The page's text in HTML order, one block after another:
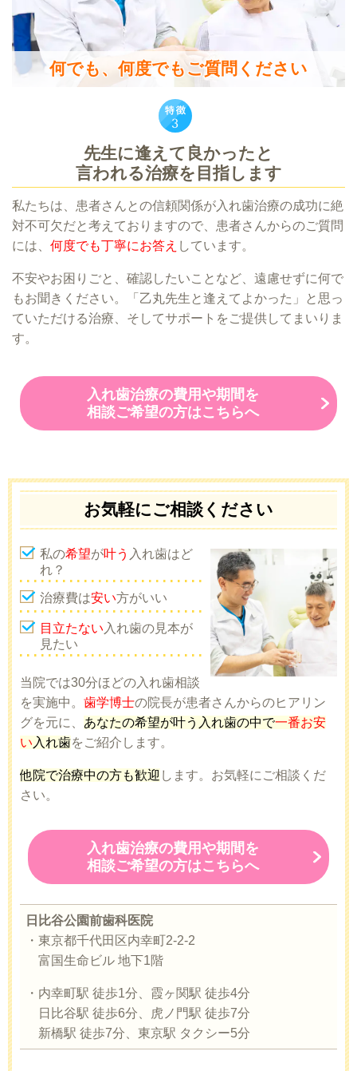
何でも、何度でもご質問ください
先生に逢えて良かったと
言われる治療を目指します
私たちは、患者さんとの信頼関係が入れ歯治療の成功に絶
対不可欠だと考えておりますので、患者さんからのご質問
には、 何度でも丁寧にお答え しています。
不安やお困りごと、確認したいことなど、遠慮せずに何で
もお聞きください。「乙丸先生と逢えてよかった」と思っ
ていただける治療、そしてサポートをご提供してまいりま
す。
入れ歯治療の費用や期間を
相談ご希望の方はこちらへ
お気軽にご相談ください
私の希望が叶う 入れ歯はど
れ？
治療費は安い方がいい
目立たない入れ歯の見本が
見たい
当院では30分ほどの入れ歯相談
を実施中。 歯学博士の院長が患者さんからのヒアリン
グを元に、 あなたの希望が叶う入れ歯の中で一番お安
い入れ歯をご紹介します。
他院で治療中の方も歓迎 します。お気軽にご相談くだ
さい。
入れ歯治療の費用や期間を
相談ご希望の方はこちらへ
日比谷公園前歯科医院
・東京都千代田区内幸町2-2-2
富国生命ビル 地下1階
・内幸町駅 徒歩1分、霞ヶ関駅 徒歩4分
日比谷駅 徒歩6分、虎ノ門駅 徒歩7分
新橋駅 徒歩7分、東京駅 タクシー5分